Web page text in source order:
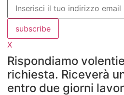
subscribe
X
Rispondiamo
richiesta. Riceverà
entro due giorni